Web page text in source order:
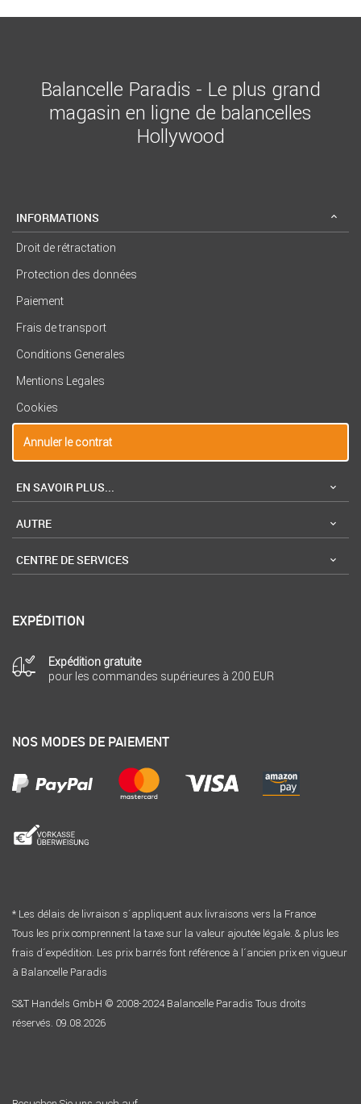
Balancelle Paradis - Le plus grand
magasin en ligne de balancelles
Hollywood
INFORMATIONS
Droit de rétractation
Protection des données
Paiement
Frais de transport
Conditions Generales
Mentions Legales
Cookies
Annuler le contrat
EN SAVOIR PLUS...
AUTRE
CENTRE DE SERVICES
EXPÉDITION
Expédition gratuite
pour les commandes supérieures à 200 EUR
NOS MODES DE PAIEMENT
* Les délais de livraison s´appliquent aux livraisons vers la France
Tous les prix comprennent la taxe sur la valeur ajoutée légale. & plus les
frais d´expédition. Les prix barrés font référence à l´ancien prix en vigueur
à Balancelle Paradis
S&T Handels GmbH © 2008-2024 Balancelle Paradis Tous droits
réservés. 09.08.2026